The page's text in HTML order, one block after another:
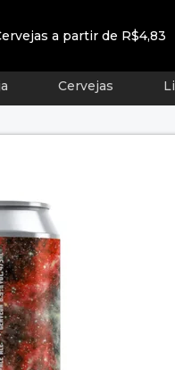
a partir de R$4,83
Cervejas